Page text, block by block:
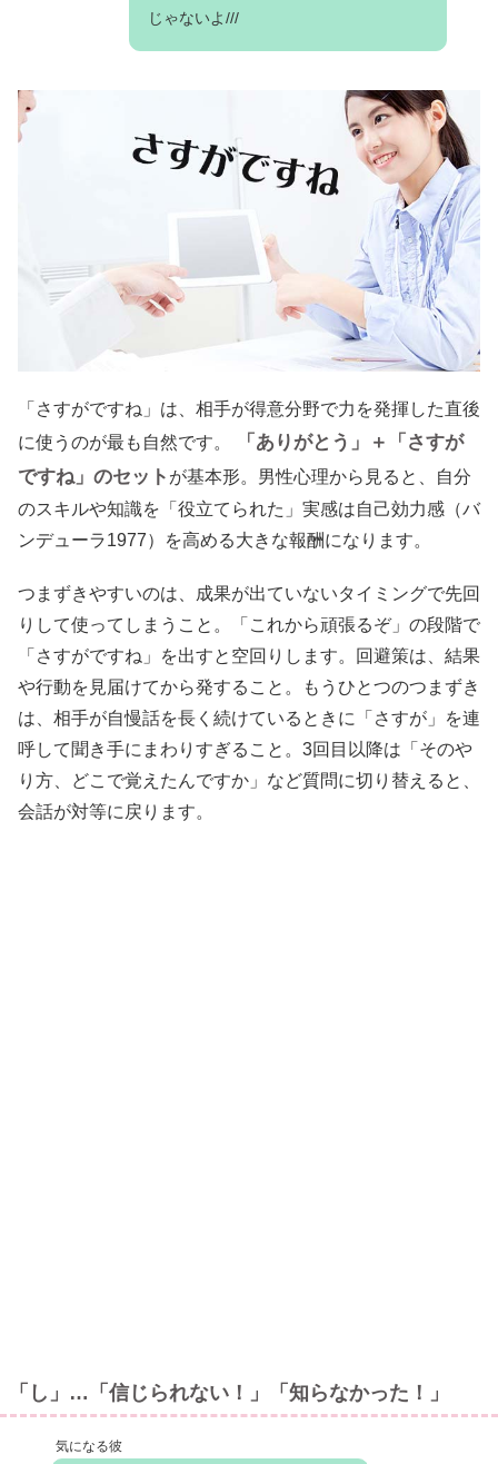
じゃないよ///
「さすがですね」は、相手が得意分野で力を発揮した直後
に使うのが最も自然です。
「ありがとう」＋「さすが
ですね」のセット が基本形。男性心理から見ると、自分
のスキルや知識を「役立てられた」実感は自己効力感（バ
ンデューラ1977）を高める大きな報酬になります。
つまずきやすいのは、成果が出ていないタイミングで先回
りして使ってしまうこと。「これから頑張るぞ」の段階で
「さすがですね」を出すと空回りします。回避策は、結果
や行動を見届けてから発すること。もうひとつのつまずき
は、相手が自慢話を長く続けているときに「さすが」を連
呼して聞き手にまわりすぎること。3回目以降は「そのや
り方、どこで覚えたんですか」など質問に切り替えると、
会話が対等に戻ります。
「し」…「信じられない！」「知らなかった！」
気になる彼